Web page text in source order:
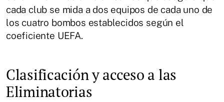
cada club se mida a dos equipos de cada uno de
los cuatro bombos establecidos según el
coeficiente UEFA.
Clasificación y acceso a las
Eliminatorias